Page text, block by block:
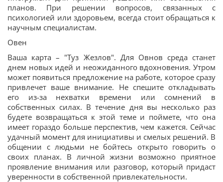
планов. При решении вопросов, связанных с
психологией или здоровьем, всегда стоит обращаться к
научным специалистам.
Овен
Ваша карта – "Туз Жезлов". Для Овнов среда станет
днем новых идей и неожиданного вдохновения. Утром
может появиться предложение на работе, которое сразу
привлечет ваше внимание. Не спешите откладывать
его из-за нехватки времени или сомнений в
собственных силах. В течение дня вы несколько раз
будете возвращаться к этой теме и поймете, что она
имеет гораздо больше перспектив, чем кажется. Сейчас
удачный момент для инициативы и смелых решений. В
общении с людьми не бойтесь открыто говорить о
своих планах. В личной жизни возможно приятное
проявление внимания или разговор, который придаст
уверенности в собственной привлекательности.